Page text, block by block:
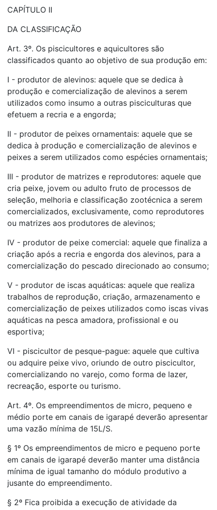
CAPÍTULO II
DA CLASSIFICAÇÃO
Art. 3º. Os piscicultores e aquicultores são
classificados quanto ao objetivo de sua produção em:
I - produtor de alevinos: aquele que se dedica à
produção e comercialização de alevinos a serem
utilizados como insumo a outras pisciculturas que
efetuem a recria e a engorda;
II - produtor de peixes ornamentais: aquele que se
dedica à produção e comercialização de alevinos e
peixes a serem utilizados como espécies ornamentais;
III - produtor de matrizes e reprodutores: aquele que
cria peixe, jovem ou adulto fruto de processos de
seleção, melhoria e classificação zootécnica a serem
comercializados, exclusivamente, como reprodutores
ou matrizes aos produtores de alevinos;
IV - produtor de peixe comercial: aquele que finaliza a
criação após a recria e engorda dos alevinos, para a
comercialização do pescado direcionado ao consumo;
V - produtor de iscas aquáticas: aquele que realiza
trabalhos de reprodução, criação, armazenamento e
comercialização de peixes utilizados como iscas vivas
aquáticas na pesca amadora, profissional e ou
esportiva;
VI - piscicultor de pesque-pague: aquele que cultiva
ou adquire peixe vivo, oriundo de outro piscicultor,
comercializando no varejo, como forma de lazer,
recreação, esporte ou turismo.
Art. 4º. Os empreendimentos de micro, pequeno e
médio porte em canais de igarapé deverão apresentar
uma vazão mínima de 15L/S.
§ 1º Os empreendimentos de micro e pequeno porte
em canais de igarapé deverão manter uma distância
mínima de igual tamanho do módulo produtivo a
jusante do empreendimento.
§ 2º Fica proibida a execução de atividade da